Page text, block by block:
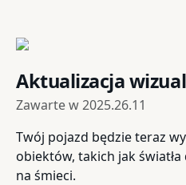
Aktualizacja
Zawarte w2025.26.11
Twój pojazd będzie teraz
obiektów, takich jak
na śmieci.